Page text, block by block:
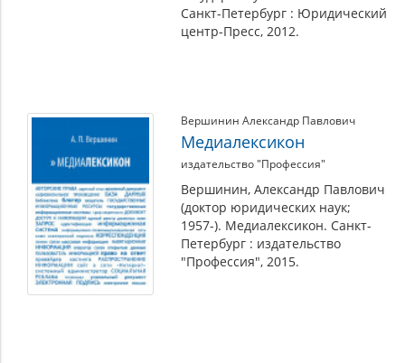
Санкт-Петербург : Юридический
центр-Пресс, 2012.
Вершинин Александр Павлович
Медиалексикон
издательство "Профессия"
Вершинин, Александр Павлович
(доктор юридических наук;
1957-). Медиалексикон. Санкт-
Петербург : издательство
"Профессия", 2015.